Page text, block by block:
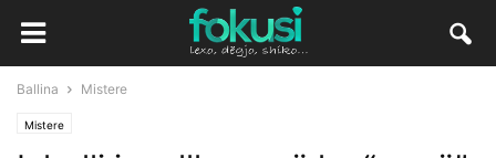
Ballina Mistere
Mistere